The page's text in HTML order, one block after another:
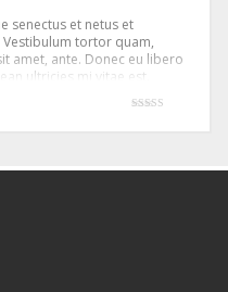
senectus et netus et
tortor quam,
amet, ante. Donec eu libero
ultricies mi vitae est.